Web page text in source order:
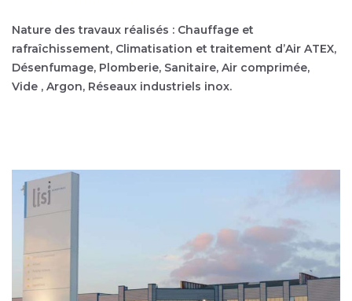
Nature des travaux réalisés : Chauffage et
rafraîchissement, Climatisation et traitement d’Air ATEX,
Désenfumage, Plomberie, Sanitaire, Air comprimée,
Vide , Argon, Réseaux industriels inox.